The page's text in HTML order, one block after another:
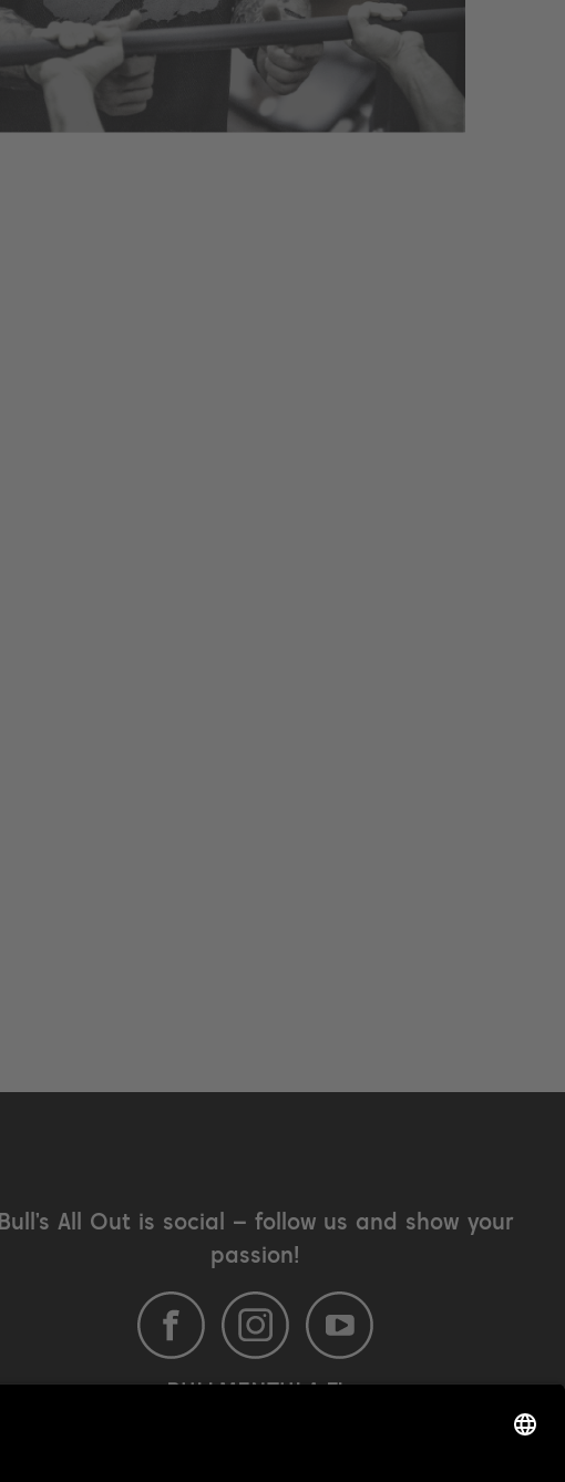
Bull’s All Out is social – follow us and show your
passion!